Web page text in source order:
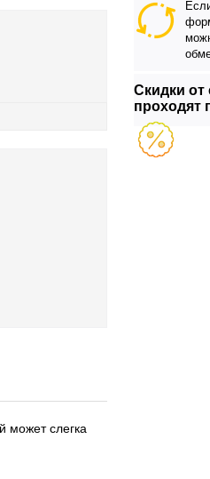
Скидки от
проходят
может слегка